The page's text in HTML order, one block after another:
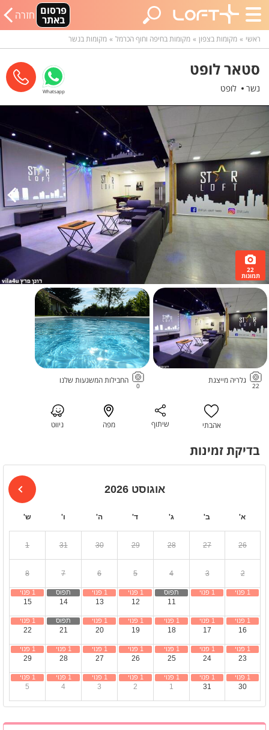
פרסום
באתר חזרה
ראשי מקומות בצפון מקומות בחיפה וחוף הכרמל מקומות בנשר
סטאר לופט
נשר לופט Whatsapp
22
תמונות
22
גלריה מייצגת
0
החבילות המשגעות שלנו
אהבתי שיתוף מפה ניווט
בדיקת זמינות
אוגוסט 2026
א' ב' ג' ד' ה' ו' ש'
26
27
28
29
30
31
1
2
3
4
5
6
7
8
11
12
13
14
15
16
17
18
19
20
21
22
23
24
25
26
27
28
29
30
31
1
2
3
4
5